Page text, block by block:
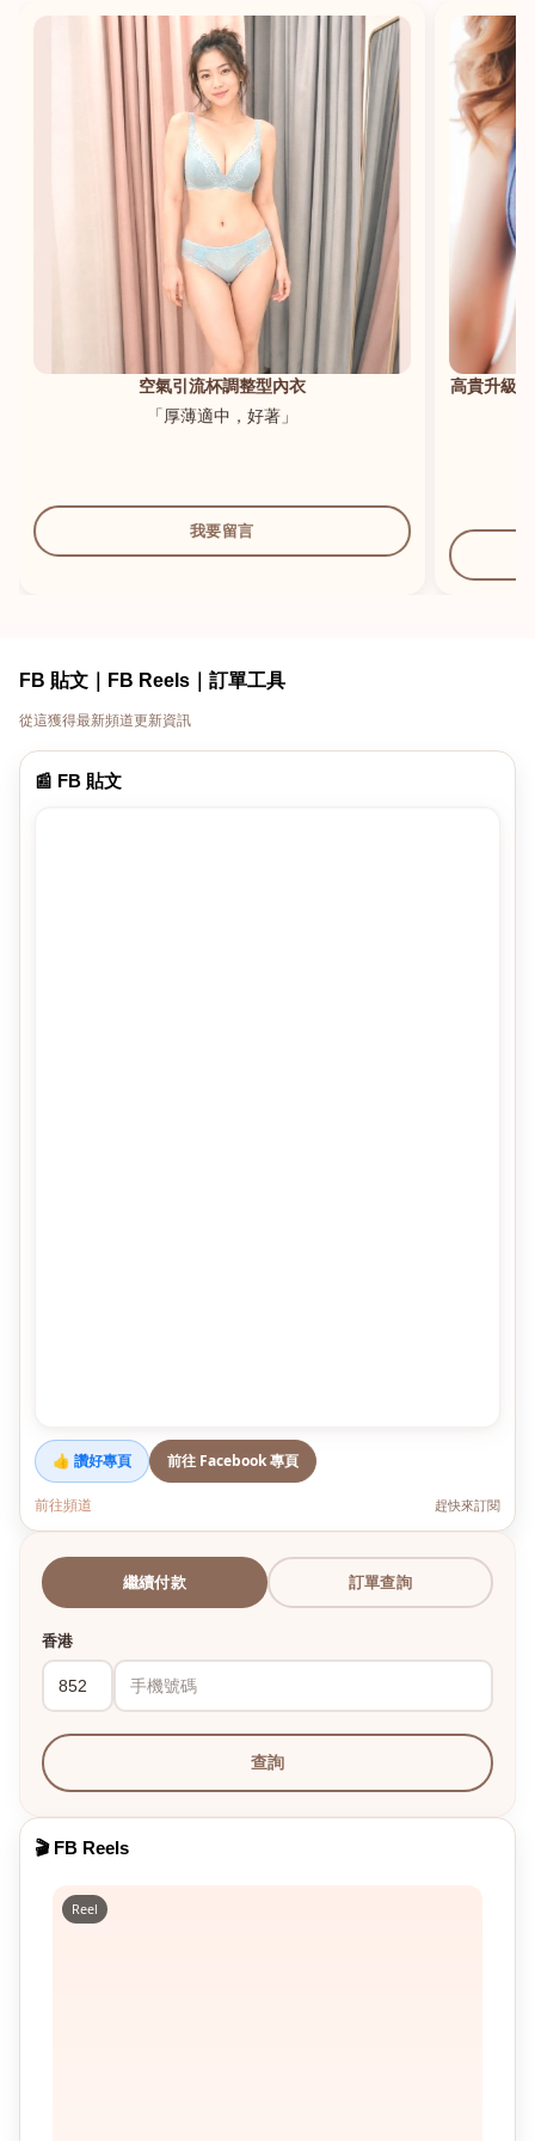
空氣引流杯調整型內衣
「厚薄適中，好著」
我要留言
高貴升級
FB 貼文｜FB Reels｜訂單工具
從這獲得最新頻道更新資訊
📰 FB 貼文
👍 讚好專頁 前往 Facebook 專頁
前往頻道 趕快來訂閱
繼續付款 訂單查詢
香港
查詢
🎬 FB Reels
Reel
港澳中文
English